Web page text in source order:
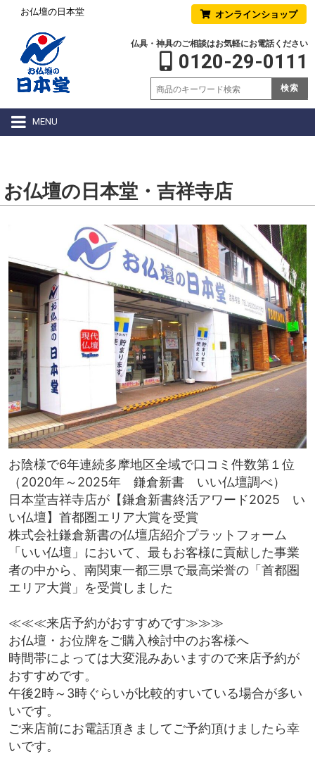
お仏壇の日本堂 オンラインショップ
仏具・神具のご相談はお気軽にお電話ください
0120-29-0111
検索
MENU
お仏壇の日本堂・吉祥寺店
お陰様で6年連続多摩地区全域で口コミ件数第１位
（2020年～2025年 鎌倉新書 いい仏壇調べ）
日本堂吉祥寺店が【鎌倉新書終活アワード2025 い
い仏壇】首都圏エリア大賞を受賞
株式会社鎌倉新書の仏壇店紹介プラットフォーム
「いい仏壇」において、最もお客様に貢献した事業
者の中から、南関東一都三県で最高栄誉の「首都圏
エリア大賞」を受賞しました
≪≪≪来店予約がおすすめです≫≫≫
お仏壇・お位牌をご購入検討中のお客様へ
時間帯によっては大変混みあいますので来店予約が
おすすめです。
午後2時～3時ぐらいが比較的すいている場合が多い
いです。
ご来店前にお電話頂きましてご予約頂けましたら幸
いです。